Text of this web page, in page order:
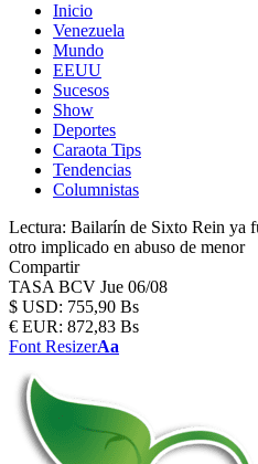
Inicio
Venezuela
Mundo
EEUU
Sucesos
Show
Deportes
Caraota Tips
Tendencias
Columnistas
Lectura: Bailarín de Sixto Rein ya
otro implicado en abuso de menor
Compartir
TASA BCV Jue 06/08
$ USD: 755,90 Bs
€ EUR: 872,83 Bs
Font ResizerAa